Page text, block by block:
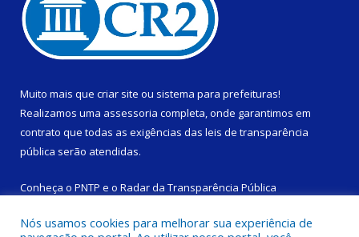
Muito mais que criar site ou sistema para prefeituras!
Realizamos uma assessoria completa, onde garantimos em
contrato que todas as exigências das leis de transparência
pública serão atendidas.
Conheça o PNTP e o Radar da Transparência Pública
Nós usamos cookies para melhorar sua experiência de